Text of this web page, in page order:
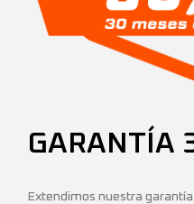
GARANTÍA
Extendimos nuestra